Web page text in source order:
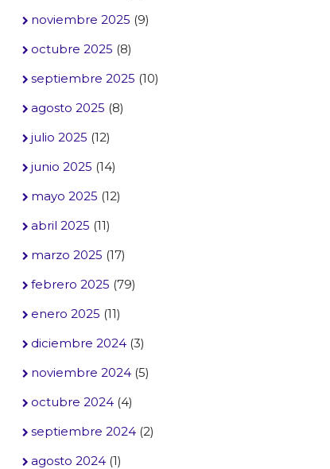
noviembre 2025 (9)
octubre 2025 (8)
septiembre 2025 (10)
agosto 2025 (8)
julio 2025 (12)
junio 2025 (14)
mayo 2025 (12)
abril 2025 (11)
marzo 2025 (17)
febrero 2025 (79)
enero 2025 (11)
diciembre 2024 (3)
noviembre 2024 (5)
octubre 2024 (4)
septiembre 2024 (2)
agosto 2024 (1)